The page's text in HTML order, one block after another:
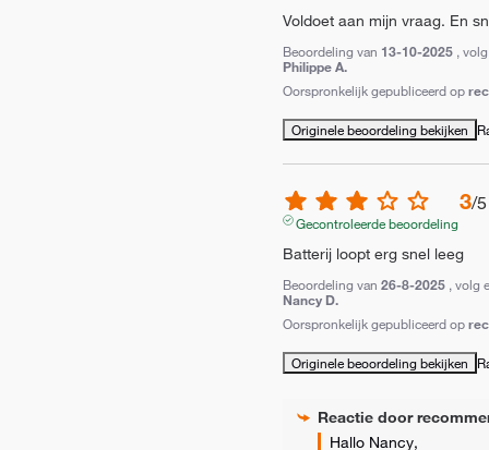
Voldoet aan mijn vraag. En
Beoordeling van 13-10-2025 ,
Philippe A.
Oorspronkelijk gepubliceerd op
Originele beoordeling bekijken
3/5
Gecontroleerde beoordeling
Batterij loopt erg snel leeg
Beoordeling van 26-8-2025 , volg
Nancy D.
Oorspronkelijk gepubliceerd op
Originele beoordeling bekijken
Reactie door
Hallo Nancy,